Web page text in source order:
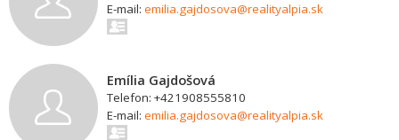
E-mail: emilia.gajdosova@realityalpia.sk
Emília Gajdošová
Telefon: +421908555810
E-mail: emilia.gajdosova@realityalpia.sk